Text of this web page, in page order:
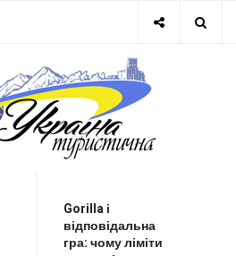
Gorilla і
відповідальна
гра: чому ліміти